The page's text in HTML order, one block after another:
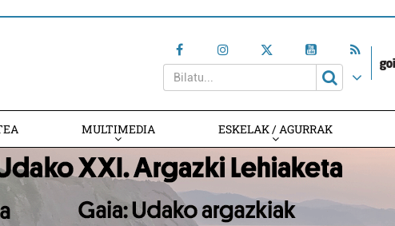
MULTIMEDIA ESKELAK / AGURRAK